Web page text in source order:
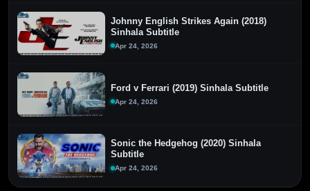
Johnny English Strikes Again (2018)
Sinhala Subtitle
Apr 24, 2026
Ford v Ferrari (2019) Sinhala Subtitle
Apr 24, 2026
Sonic the Hedgehog (2020) Sinhala
Subtitle
Apr 24, 2026